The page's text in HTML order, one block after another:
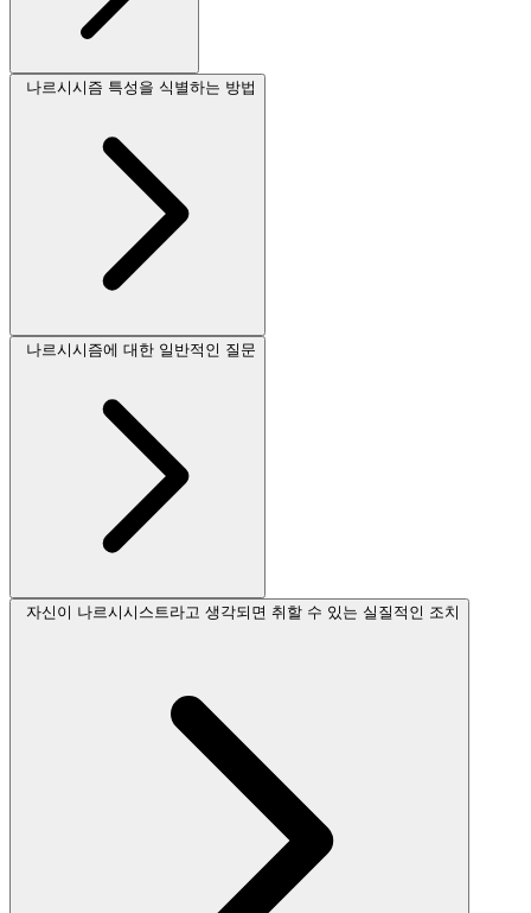
나르시시즘 특성을 식별하는 방법
나르시시즘에 대한 일반적인 질문
자신이 나르시시스트라고 생각되면 취할 수 있는 실질적인 조치